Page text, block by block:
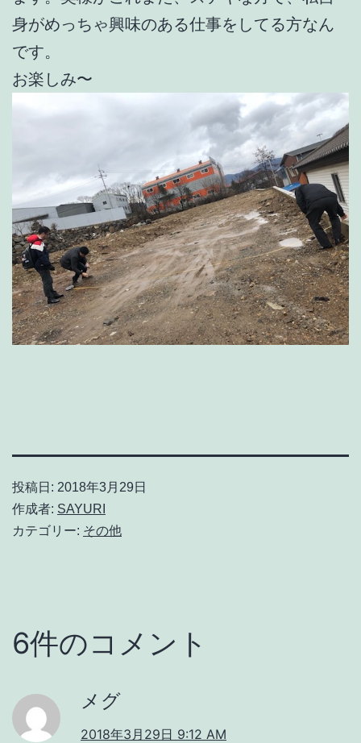
身がめっちゃ興味のある仕事をしてる方なん
です。
お楽しみ〜
投稿日: 2018年3月29日
作成者: SAYURI
カテゴリー: その他
6件のコメント
メグ
2018年3月29日 9:12 AM